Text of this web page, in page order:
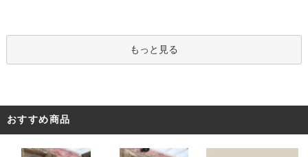
もっと見る
おすすめ商品